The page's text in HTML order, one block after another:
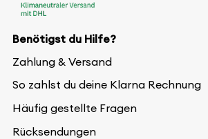
Benötigst du Hilfe?
Zahlung & Versand
So zahlst du deine Klarna Rechnung
Häufig gestellte Fragen
Rücksendungen